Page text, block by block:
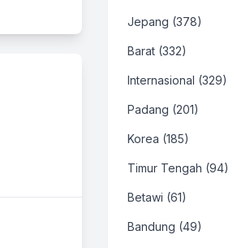
Jepang (378)
Barat (332)
Internasional (329)
Padang (201)
Korea (185)
Timur Tengah (94)
Betawi (61)
Bandung (49)